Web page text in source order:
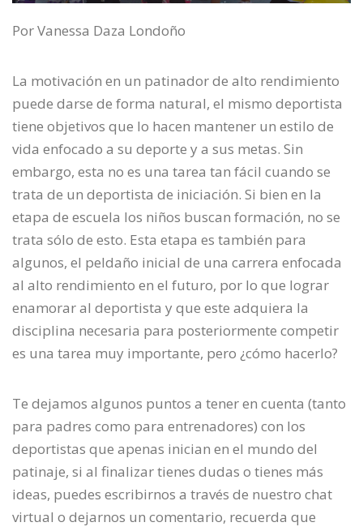
Por Vanessa Daza Londoño
La motivación en un patinador de alto rendimiento
puede darse de forma natural, el mismo deportista
tiene objetivos que lo hacen mantener un estilo de
vida enfocado a su deporte y a sus metas. Sin
embargo, esta no es una tarea tan fácil cuando se
trata de un deportista de iniciación. Si bien en la
etapa de escuela los niños buscan formación, no se
trata sólo de esto. Esta etapa es también para
algunos, el peldaño inicial de una carrera enfocada
al alto rendimiento en el futuro, por lo que lograr
enamorar al deportista y que este adquiera la
disciplina necesaria para posteriormente competir
es una tarea muy importante, pero ¿cómo hacerlo?
Te dejamos algunos puntos a tener en cuenta (tanto
para padres como para entrenadores) con los
deportistas que apenas inician en el mundo del
patinaje, si al finalizar tienes dudas o tienes más
ideas, puedes escribirnos a través de nuestro chat
virtual o dejarnos un comentario, recuerda que